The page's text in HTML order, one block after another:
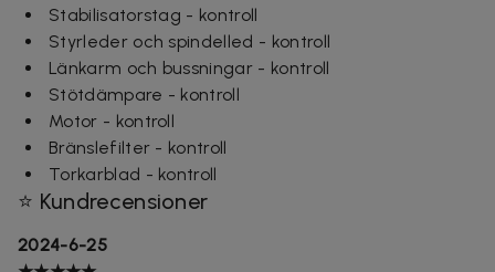
Stabilisatorstag - kontroll
Styrleder och spindelled - kontroll
Länkarm och bussningar - kontroll
Stötdämpare - kontroll
Motor - kontroll
Bränslefilter - kontroll
Torkarblad - kontroll
⭐ Kundrecensioner
2024-6-25